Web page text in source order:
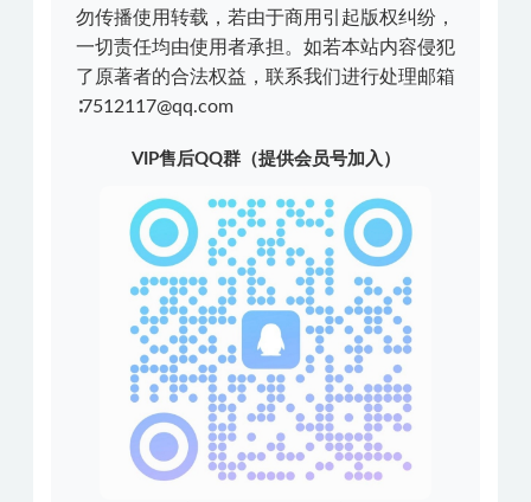
勿传播使用转载，若由于商用引起版权纠纷，
一切责任均由使用者承担。如若本站内容侵犯
了原著者的合法权益，联系我们进行处理邮箱
∶7512117@qq.com
VIP售后QQ群（提供会员号加入）